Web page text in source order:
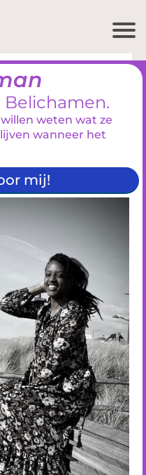
Belichamen.
weten wat ze
wanneer het
mij!